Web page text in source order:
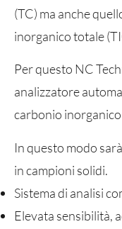
(TC) ma anche
inorganico totale
Per questo NC
analizzatore
carbonio
In questo modo
in campioni solidi.
Sistema di analisi
Elevata sensibilità,